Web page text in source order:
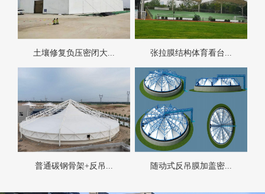
土壤修复负压密闭大... 张拉膜结构体育看台...
普通碳钢骨架+反吊... 随动式反吊膜加盖密...